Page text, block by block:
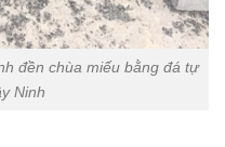
đền chùa miếu bằng đá tự
Ninh